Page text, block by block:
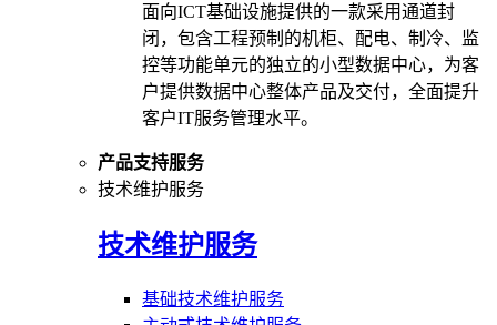
面向ICT基础设施提供的一款采用通道封
闭，包含工程预制的机柜、配电、制冷、监
控等功能单元的独立的小型数据中心，为客
户提供数据中心整体产品及交付，全面提升
客户IT服务管理水平。
产品支持服务
技术维护服务
技术维护服务
基础技术维护服务